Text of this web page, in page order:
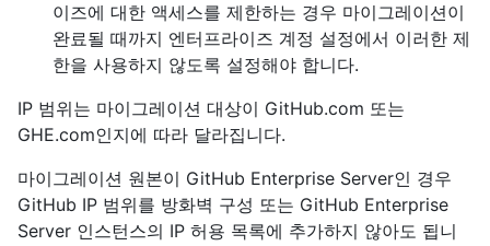
이즈에 대한 액세스를 제한하는 경우 마이그레이션이
완료될 때까지 엔터프라이즈 계정 설정에서 이러한 제
한을 사용하지 않도록 설정해야 합니다.
IP 범위는 마이그레이션 대상이 GitHub.com 또는
GHE.com인지에 따라 달라집니다.
마이그레이션 원본이 GitHub Enterprise Server인 경우
GitHub IP 범위를 방화벽 구성 또는 GitHub Enterprise
Server 인스턴스의 IP 허용 목록에 추가하지 않아도 됩니